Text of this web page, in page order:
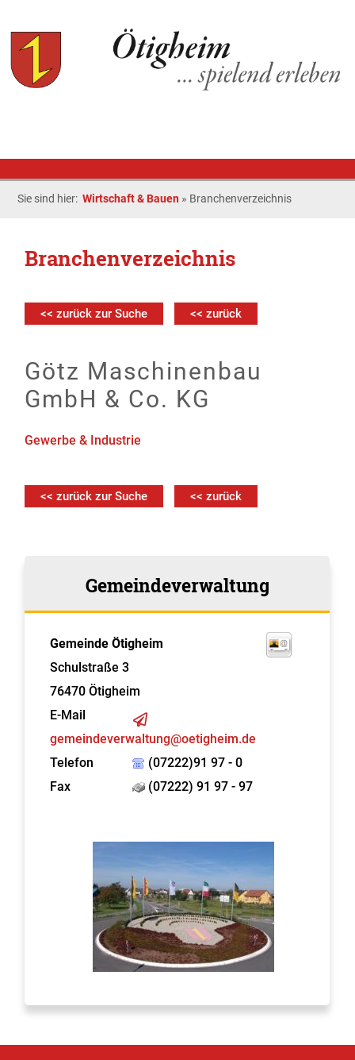
Sie sind hier:Wirtschaft & Bauen » Branchenverzeichnis
Branchenverzeichnis
<< zurück zur Suche << zurück
Götz Maschinenbau
GmbH & Co. KG
Gewerbe & Industrie
<< zurück zur Suche << zurück
Gemeindeverwaltung
Gemeinde Ötigheim
Schulstraße 3
76470 Ötigheim
E-Mail
gemeindeverwaltung@oetigheim.de
Telefon
(07222)91 97 - 0
Fax
(07222) 91 97 - 97